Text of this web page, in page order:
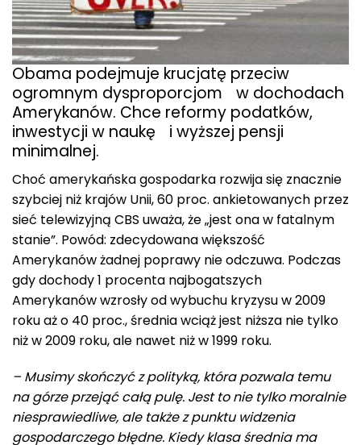
Obama podejmuje krucjatę przeciw
ogromnym dysproporcjom w dochodach
Amerykanów. Chce reformy podatków,
inwestycji w naukę i wyższej pensji
minimalnej.
Choć amerykańska gospodarka rozwija się znacznie
szybciej niż krajów Unii, 60 proc. ankietowanych przez
sieć telewizyjną CBS uważa, że „jest ona w fatalnym
stanie”. Powód: zdecydowana większość
Amerykanów żadnej poprawy nie odczuwa. Podczas
gdy dochody 1 procenta najbogatszych
Amerykanów wzrosły od wybuchu kryzysu w 2009
roku aż o 40 proc., średnia wciąż jest niższa nie tylko
niż w 2009 roku, ale nawet niż w 1999 roku.
– Musimy skończyć z polityką, która pozwala temu
na górze przejąć całą pulę. Jest to nie tylko moralnie
niesprawiedliwe, ale także z punktu widzenia
gospodarczego błędne. Kiedy klasa średnia ma